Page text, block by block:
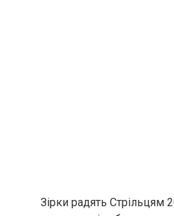
Зірки радять Стрільцям